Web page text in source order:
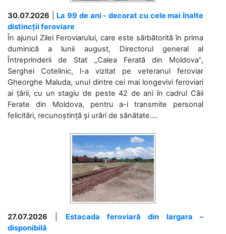
30.07.2026
La 99 de ani - decorat cu cele mai înalte
distincții feroviare
În ajunul Zilei Feroviarului, care este sărbătorită în prima
duminică a lunii august, Directorul general al
Întreprinderii de Stat „Calea Ferată din Moldova”,
Serghei Cotelinic, l-a vizitat pe veteranul feroviar
Gheorghe Maluda, unul dintre cei mai longevivi feroviari
ai țării, cu un stagiu de peste 42 de ani în cadrul Căii
Ferate din Moldova, pentru a-i transmite personal
felicitări, recunoștință și urări de sănătate....
27.07.2026
Estacada feroviară din Iargara –
disponibilă